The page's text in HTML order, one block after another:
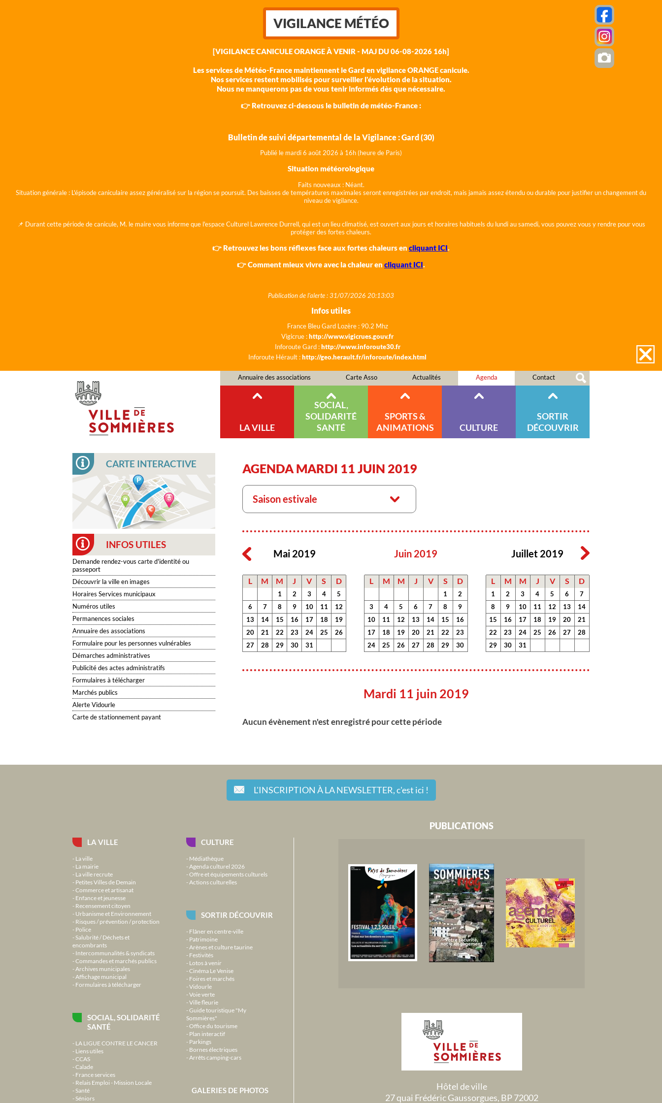
VIGILANCE MÉTÉO
[VIGILANCE CANICULE ORANGE À VENIR - MAJ DU 06-08-2026 16h]
Les services de Météo-France maintiennent le Gard en vigilance ORANGE canicule.
Nos services restent mobilisés pour surveiller l'évolution de la situation.
Nous ne manquerons pas de vous tenir informés dès que nécessaire.
👉 Retrouvez ci-dessous le bulletin de météo-France :
Bulletin de suivi départemental de la Vigilance : Gard (30)
Publié le mardi 6 août 2026 à 16h (heure de Paris)
Situation météorologique
Faits nouveaux : Néant.
Situation générale : L'épisode caniculaire assez généralisé sur la région se poursuit. Des baisses de températures maximales seront enregistrées par endroit, mais jamais assez étendu ou durable pour justifier un changement du
niveau de vigilance.
📌 Durant cette période de canicule, M. le maire vous informe que l'espace Culturel Lawrence Durrell, qui est un lieu climatisé, est ouvert aux jours et horaires habituels du lundi au samedi, vous pouvez vous y rendre pour vous
protéger des fortes chaleurs.
👉 Retrouvez les bons réflexes face aux fortes chaleurs en cliquant ICI.
👉 Comment mieux vivre avec la chaleur en cliquant ICI.
Publication de l'alerte : 31/07/2026 20:13:03
Infos utiles
France Bleu Gard Lozère : 90.2 Mhz
Vigicrue :http://www.vigicrues.gouv.fr
Inforoute Gard :http://www.inforoute30.fr
Inforoute Hérault :http://geo.herault.fr/inforoute/index.html
Annuaire des associations Carte Asso Actualités Agenda Contact
LA VILLE
SOCIAL,
SOLIDARITÉ
SANTÉ
SPORTS &
ANIMATIONS
CULTURE
SORTIR
DÉCOUVRIR
CARTE INTERACTIVE
INFOS UTILES
Demande rendez-vous carte d'identité ou
passeport
Découvrir la ville en images
Horaires Services municipaux
Numéros utiles
Permanences sociales
Annuaire des associations
Formulaire pour les personnes vulnérables
Démarches administratives
Publicité des actes administratifs
Formulaires à télécharger
Marchés publics
Alerte Vidourle
Carte de stationnement payant
AGENDA MARDI 11 JUIN 2019
Saison estivale
Mai 2019
L M M J V S D
1 2 3 4
5
6
7 8 9 10 11
12
13
14 15 16 17 18
19
20
21 22 23 24 25
26
27
28 29 30 31
Juin 2019
L M M J V S D
1
2
3
4 5 6 7 8
9
10
11 12 13 14 15
16
17
18 19 20 21 22
23
24
25 26 27 28 29 30
Juillet 2019
L M M J V S D
1 2 3 4 5 6
7
8
9 10 11 12 13
14
15
16 17 18 19 20
21
22
23 24 25 26 27
28
29
30 31
Mardi 11 juin 2019
Aucun évènement n'est enregistré pour cette période
L'INSCRIPTION À LA NEWSLETTER,c'est ici !
LA VILLE
La ville
La mairie
La ville recrute
Petites Villes de Demain
Commerce et artisanat
Enfance et jeunesse
Recensement citoyen
Urbanisme et Environnement
Risques / prévention / protection
Police
Salubrité / Déchets et
encombrants
Intercommunalités & syndicats
Commandes et marchés publics
Archives municipales
Affichage municipal
Formulaires à télécharger
SOCIAL, SOLIDARITÉ
SANTÉ
LA LIGUE CONTRE LE CANCER
Liens utiles
CCAS
Calade
France services
Relais Emploi - Mission Locale
Santé
Séniors
CULTURE
Médiathèque
Agenda culturel 2026
Offre et équipements culturels
Actions culturelles
SORTIR DÉCOUVRIR
Flâner en centre-ville
Patrimoine
Arènes et culture taurine
Festivités
Lotos à venir
Cinéma Le Venise
Foires et marchés
Vidourle
Voie verte
Ville fleurie
Guide touristique "My
Sommières"
Office du tourisme
Plan interactif
Parkings
Bornes électriques
Arrêts camping-cars
GALERIES DE PHOTOS
PUBLICATIONS
Hôtel de ville
27 quai Frédéric Gaussorgues, BP 72002